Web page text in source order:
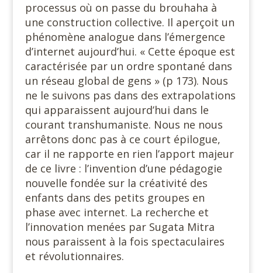
processus où on passe du brouhaha à
une construction collective. Il aperçoit un
phénomène analogue dans l’émergence
d’internet aujourd’hui. « Cette époque est
caractérisée par un ordre spontané dans
un réseau global de gens » (p 173). Nous
ne le suivons pas dans des extrapolations
qui apparaissent aujourd’hui dans le
courant transhumaniste. Nous ne nous
arrêtons donc pas à ce court épilogue,
car il ne rapporte en rien l’apport majeur
de ce livre : l’invention d’une pédagogie
nouvelle fondée sur la créativité des
enfants dans des petits groupes en
phase avec internet. La recherche et
l’innovation menées par Sugata Mitra
nous paraissent à la fois spectaculaires
et révolutionnaires.